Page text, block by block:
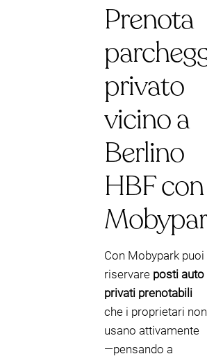
Prenota
privato
vicino a
Berlino
HBF con
Con Mobypark puoi
riservare posti auto
privati prenotabili
che i proprietari non
usano attivamente
—pensando a